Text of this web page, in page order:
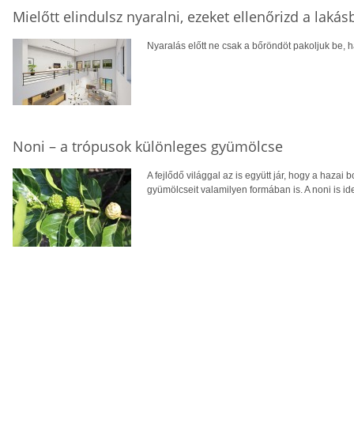
Mielőtt elindulsz nyaralni, ezeket ellenőrizd a
Nyaralás előtt ne csak a bőröndöt pakoljuk be,
Noni – a trópusok különleges gyümölcse
A fejlődő világgal az is együtt jár, hogy a hazai
gyümölcseit valamilyen formában is. A noni is